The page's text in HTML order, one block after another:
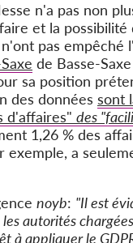
n'a pas non
et la possibilité
pas empêché
de Basse-
sa position
des données sont
d'affaires" des
1,26 % des
exemple, a
noyb: "Il est
autorités
à appliquer le